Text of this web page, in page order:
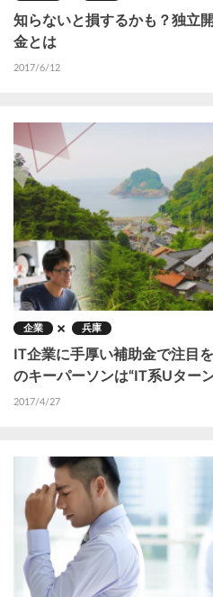
知らないと損するかも？独立
金とは
2017/6/12
企業 兵庫
IT企業に手厚い補助金で注目
のキーパーソンは“IT系Uター
2017/4/27